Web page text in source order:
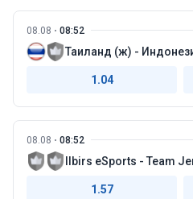
08.08 08:52
Таиланд (ж) -
1.04
08.08 08:52
Ilbirs eSports - Team
1.57